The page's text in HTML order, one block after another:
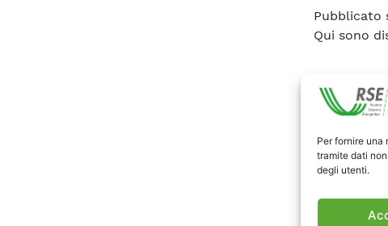
Per fornire
tramite dati
degli utenti.
Pubblicato
Qui sono
Scarica